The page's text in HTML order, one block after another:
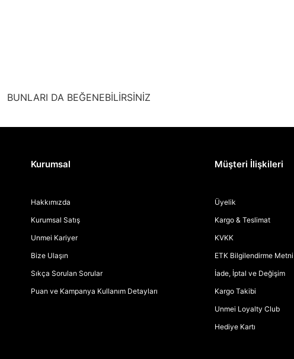
BUNLARI DA BEĞENEBİLİRSİNİZ
Kurumsal
Hakkımızda
Kurumsal Satış
Unmei Kariyer
Bize Ulaşın
Sıkça Sorulan Sorular
Puan ve Kampanya Kullanım Detayları
Müşteri İlişkileri
Üyelik
Kargo & Teslimat
KVKK
ETK Bilgilendirme Metni
İade, İptal ve Değişim
Kargo Takibi
Unmei Loyalty Club
Hediye Kartı